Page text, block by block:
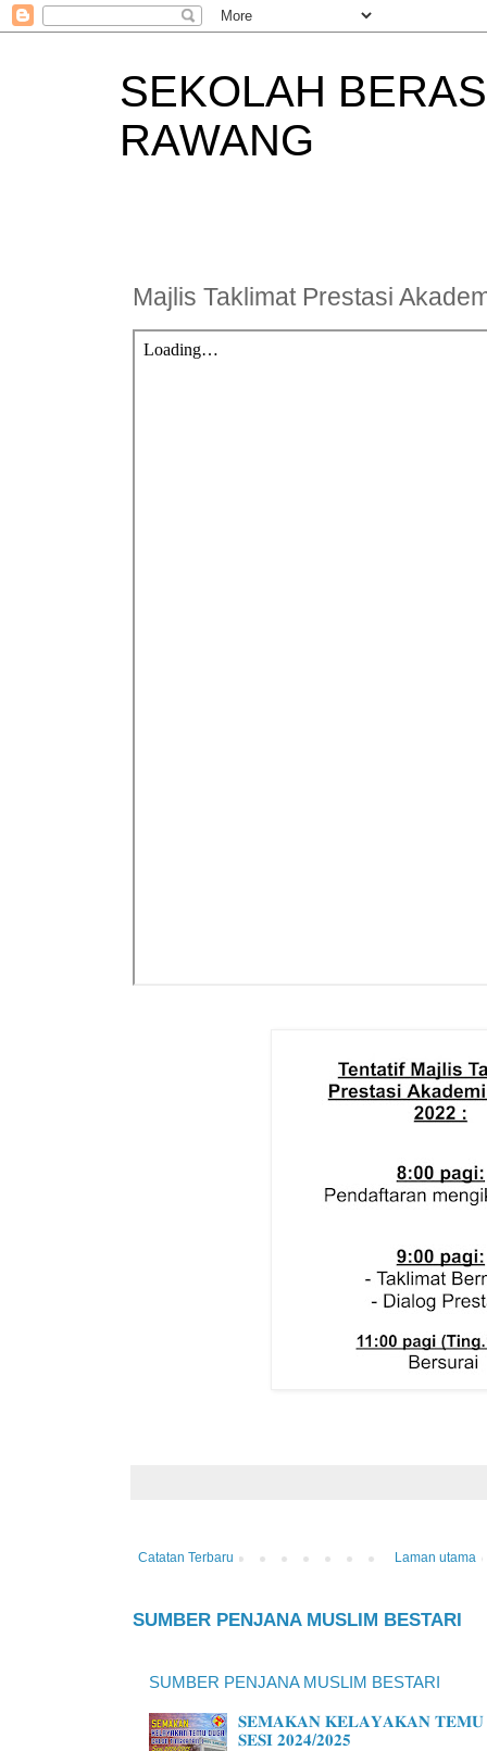
SEKOLAH
RAWANG
Majlis Taklimat Prestasi
Catatan Terbaru Laman utama
SUMBER PENJANA MUSLIM BESTARI
SUMBER PENJANA MUSLIM BESTARI
𝐒𝐄𝐌𝐀𝐊𝐀𝐍 𝐊𝐄𝐋𝐀𝐘𝐀𝐊𝐀𝐍 𝐓𝐄𝐌𝐔
𝐒𝐄𝐒𝐈 𝟐𝟎𝟐𝟒/𝟐𝟎𝟐𝟓